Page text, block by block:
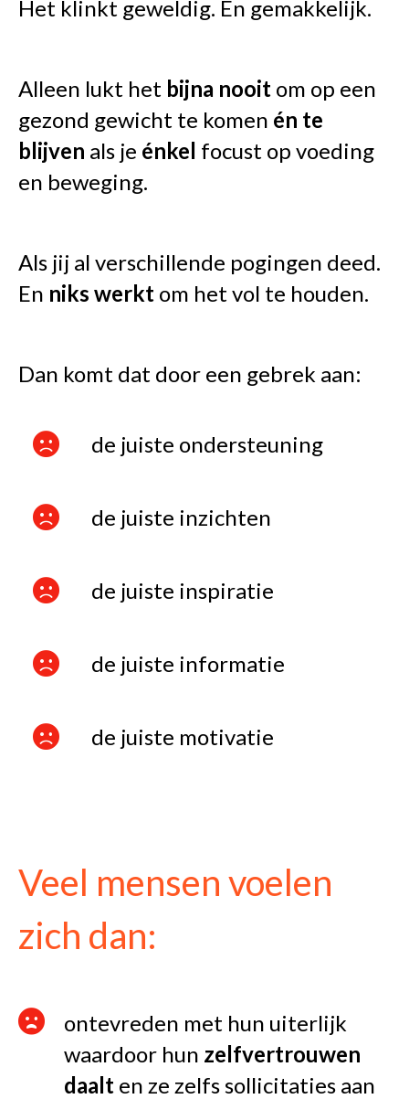
Het klinkt geweldig. En gemakkelijk.
Alleen lukt het bijna nooit om op een
gezond gewicht te komen én te
blijven als je énkel focust op voeding
en beweging.
Als jij al verschillende pogingen deed.
En niks werkt om het vol te houden.
Dan komt dat door een gebrek aan:
de juiste ondersteuning
de juiste inzichten
de juiste inspiratie
de juiste informatie
de juiste motivatie
Veel mensen voelen
zich dan:
ontevreden met hun uiterlijk
waardoor hun zelfvertrouwen
daalt en ze zelfs sollicitaties aan